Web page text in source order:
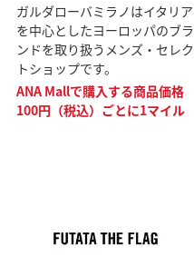
ガルダローバミラノはイタリア
を中心としたヨーロッパのブラ
ンドを取り扱うメンズ・セレク
トショップです。
ANA Mallで購入する商品価格
100円（税込）ごとに1マイル